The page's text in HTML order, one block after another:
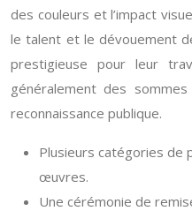
des couleurs et l’impact
le talent et le dévouement
prestigieuse pour leur
généralement des
reconnaissance publique.
Plusieurs catégories de
œuvres.
Une cérémonie de